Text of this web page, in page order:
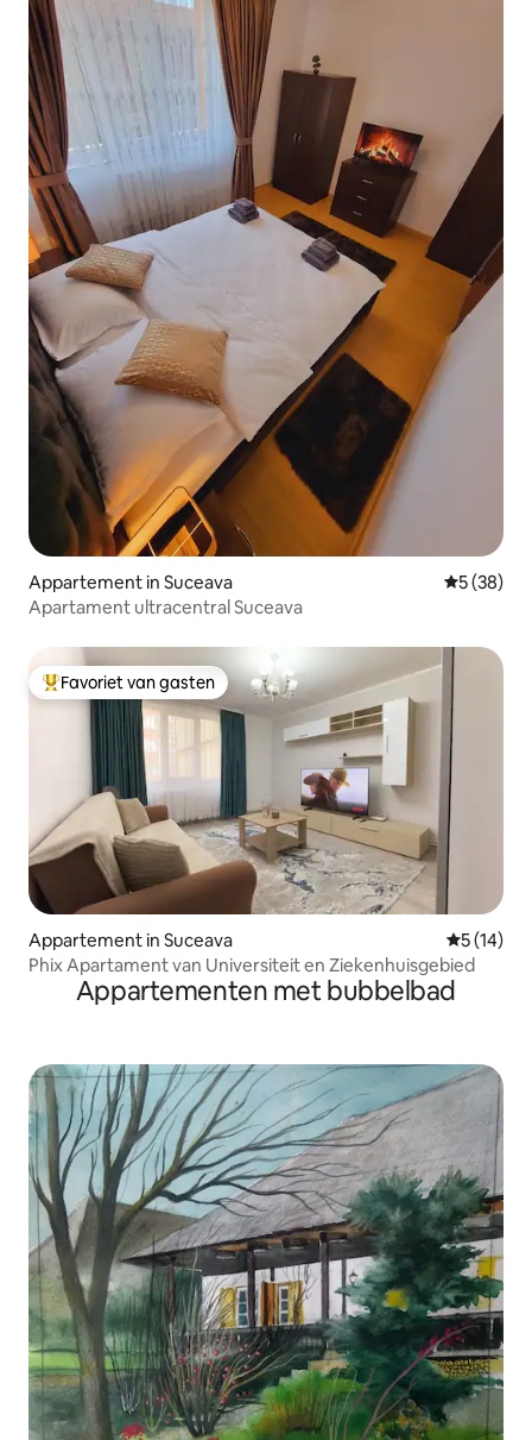
Appartement in Suceava
5 (38)
Apartament ultracentral Suceava
Topfavoriet van gasten
Favoriet van gasten
Appartement in Suceava
5 (14)
Phix Apartament van Universiteit en Ziekenhuisgebied
Appartementen met bubbelbad